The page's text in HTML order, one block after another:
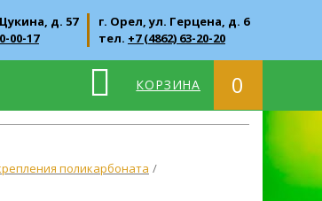
д. 57
00-17
г. Орел, ул. Герцена, д. 6
тел. +7 (4862) 63-20-20
КОРЗИНА 0
поликарбоната